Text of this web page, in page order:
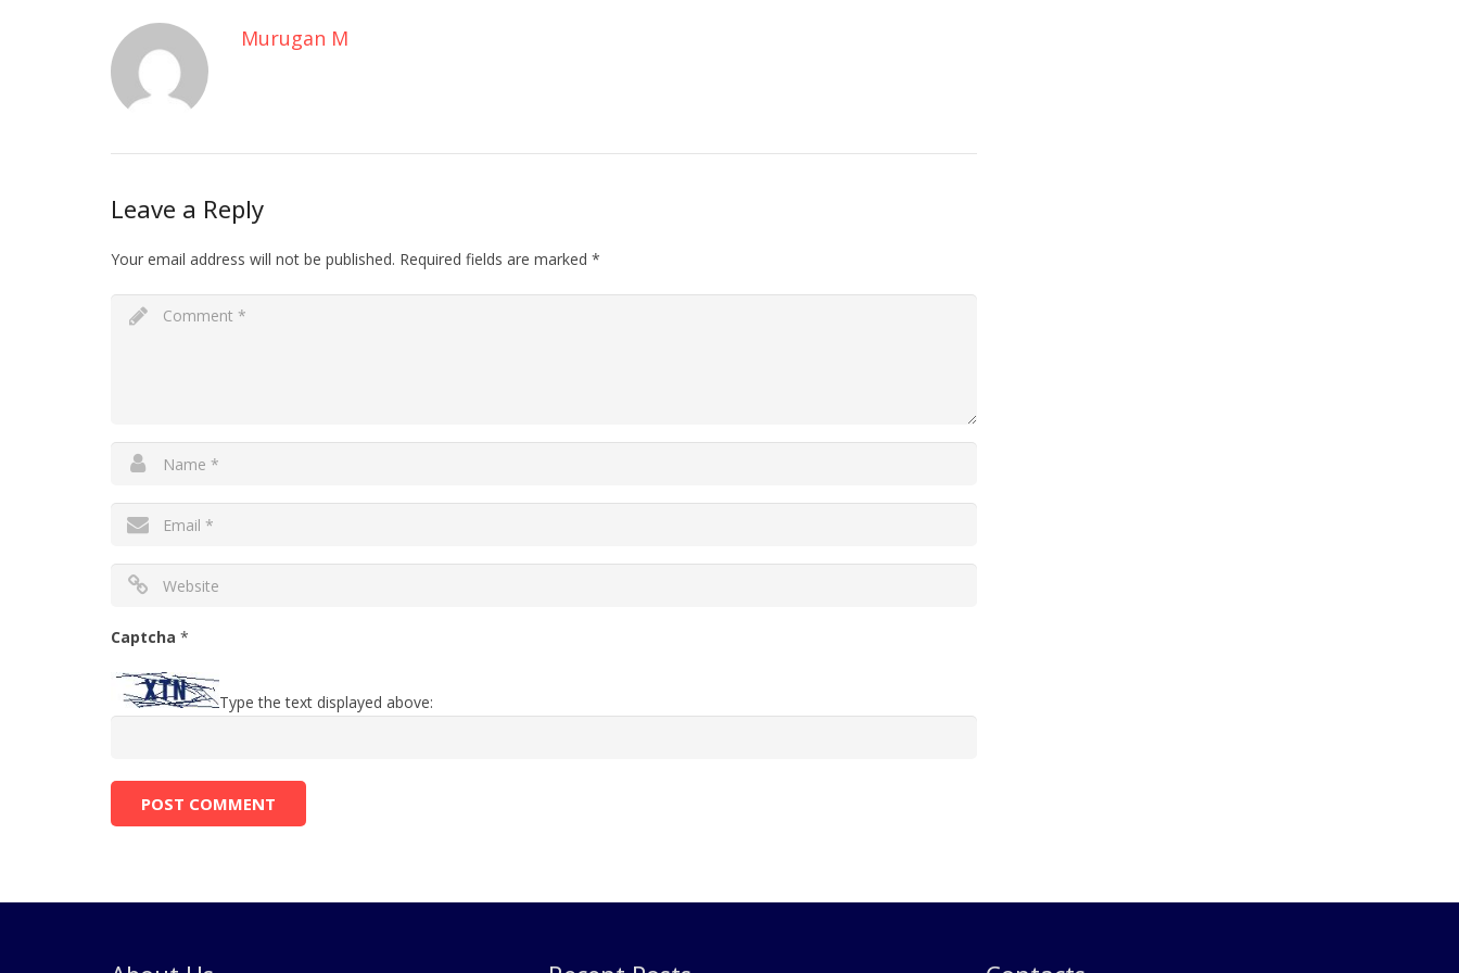
Murugan M
Leave a Reply
Your email address will not be published. Required fields are marked *
Captcha *
Type the text displayed above: